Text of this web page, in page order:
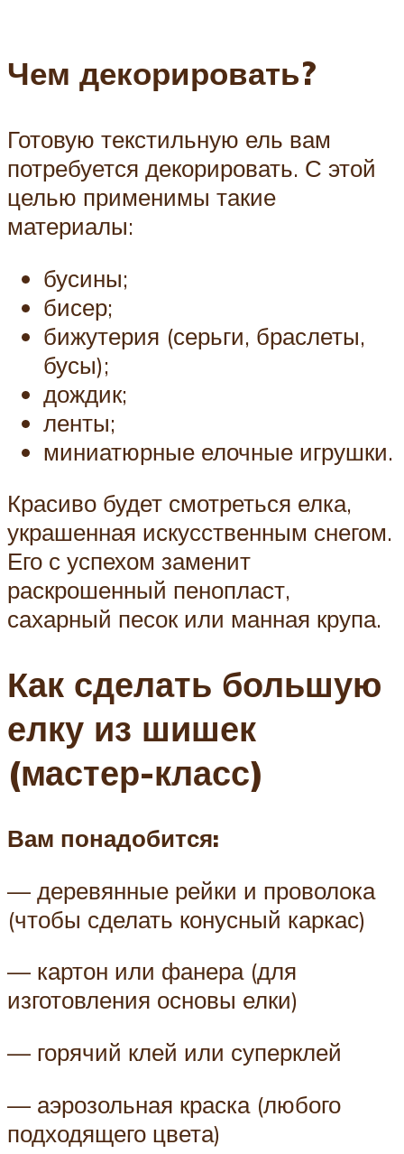
Чем декорировать?
Готовую текстильную ель вам
потребуется декорировать. С этой
целью применимы такие
материалы:
бусины;
бисер;
бижутерия (серьги, браслеты,
бусы);
дождик;
ленты;
миниатюрные елочные игрушки.
Красиво будет смотреться елка,
украшенная искусственным снегом.
Его с успехом заменит
раскрошенный пенопласт,
сахарный песок или манная крупа.
Как сделать большую
елку из шишек
(мастер-класс)
Вам понадобится:
— деревянные рейки и проволока
(чтобы сделать конусный каркас)
— картон или фанера (для
изготовления основы елки)
— горячий клей или суперклей
— аэрозольная краска (любого
подходящего цвета)